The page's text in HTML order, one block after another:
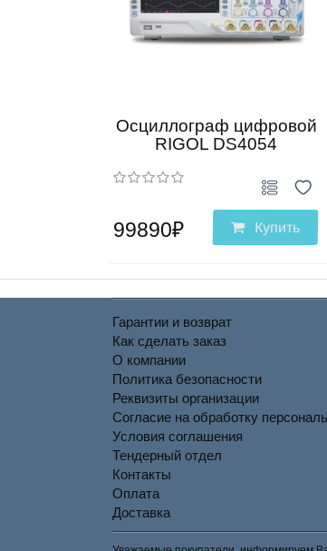
Осциллограф цифровой
RIGOL DS4054
99890₽ Купить
Гарантии и возврат
Как сделать заказ
О компании
Политика безопасности
Реквизиты организации
Согласие на обработку
Условия соглашения
Тендерный отдел
Контакты
Оплата
Доставка